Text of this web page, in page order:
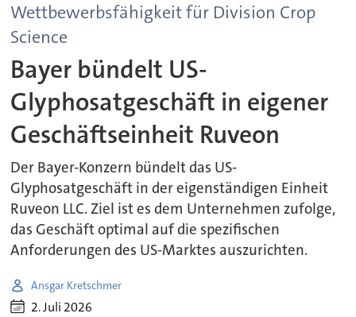
Wettbewerbsfähigkeit für Division Crop
Science
Bayer bündelt US-
Glyphosatgeschäft in eigener
Geschäftseinheit Ruveon
Der Bayer-Konzern bündelt das US-
Glyphosatgeschäft in der eigenständigen Einheit
Ruveon LLC. Ziel ist es dem Unternehmen zufolge,
das Geschäft optimal auf die spezifischen
Anforderungen des US-Marktes auszurichten.
Ansgar Kretschmer
2. Juli 2026